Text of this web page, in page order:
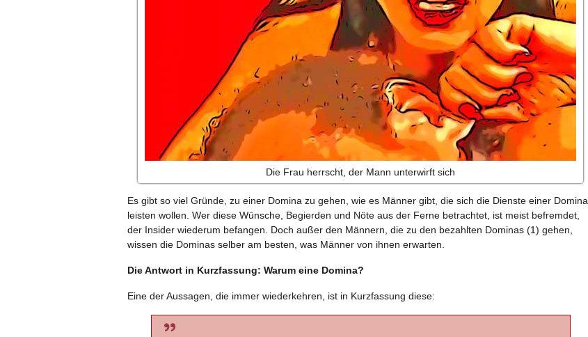
Die Frau herrscht, der Mann unterwirft sich
Es gibt so viel Gründe, zu einer Domina zu gehen, wie es Männer gibt, die sich die Dienste einer Domina
leisten wollen. Wer diese Wünsche, Begierden und Nöte aus der Ferne betrachtet, ist meist befremdet,
der Insider wiederum befangen. Doch außer den Männern, die zu den bezahlten Dominas (1) gehen,
wissen die Dominas selber am besten, was Männer von ihnen erwarten.
Die Antwort in Kurzfassung: Warum eine Domina?
Eine der Aussagen, die immer wiederkehren, ist in Kurzfassung diese: